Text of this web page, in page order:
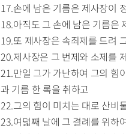
17.손에 남은 기름은 제사장이
18.아직도 그 손에 남은 기름은
19.또 제사장은 속죄제를 드려
20.제사장은 그 번제와 소제를
21.만일 그가 가난하여 그의 힘
과 기름 한 록을 취하고
22.그의 힘이 미치는 대로 산비
23.여덟째 날에 그 결례를 위하